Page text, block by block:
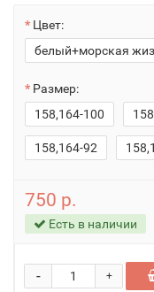
Цвет:
белый+морская
Размер:
158,164-100
158,164-92
750 р.
Есть в наличии
+
-